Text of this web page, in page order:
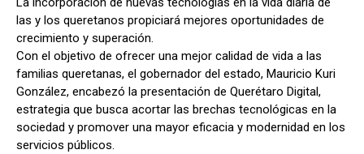
las y los queretanos propiciará mejores oportunidades de
crecimiento y superación.
Con el objetivo de ofrecer una mejor calidad de vida a las
familias queretanas, el gobernador del estado, Mauricio Kuri
González, encabezó la presentación de Querétaro Digital,
estrategia que busca acortar las brechas tecnológicas en la
sociedad y promover una mayor eficacia y modernidad en los
servicios públicos.